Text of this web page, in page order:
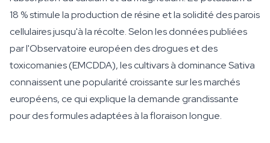
18 % stimule la production de résine et la solidité des parois
cellulaires jusqu'à la récolte. Selon les données publiées
par l'Observatoire européen des drogues et des
toxicomanies (EMCDDA), les cultivars à dominance Sativa
connaissent une popularité croissante sur les marchés
européens, ce qui explique la demande grandissante
pour des formules adaptées à la floraison longue.